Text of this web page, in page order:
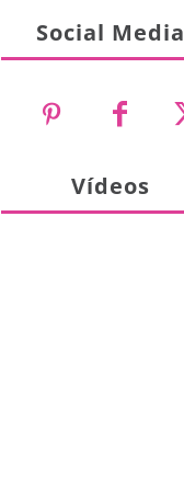
Social Media
Vídeos